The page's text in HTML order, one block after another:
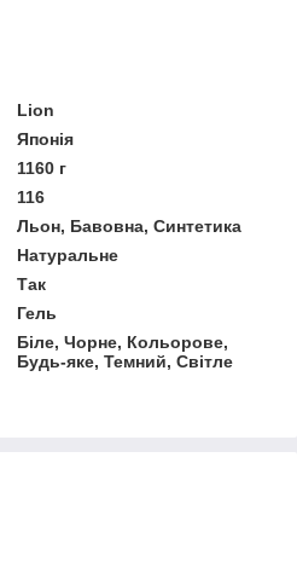
Lion
Японія
1160 г
116
Льон, Бавовна, Синтетика
Натуральне
Так
Гель
Біле, Чорне, Кольорове,
Будь-яке, Темний, Світле